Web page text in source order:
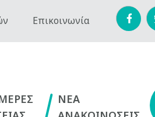
Επικοινωνία
NEA